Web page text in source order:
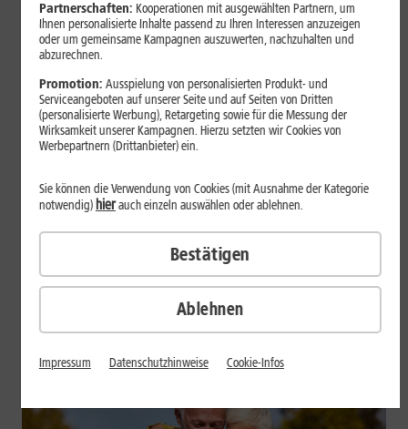
Bestenliste
Smartphones mit langer
Akkulaufzeit 2026: Diese Modelle
halten im Alltag besonders lange
durch
Smartphones mit langer Akkulaufzeit sind 2026 gefragter denn
je. Der Artikel zeigt Modelle, die besonders lange durchhalten,
erklärt die wichtigsten Einflussfaktoren und vergleicht Geräte mit
großem Akku und hoher Energieeffizienz.
Mehr erfahren
Partnerschaften: Kooperationen mit ausgewählten Partnern, um
Ihnen personalisierte Inhalte passend zu Ihren Interessen anzuzeigen
oder um gemeinsame Kampagnen auszuwerten, nachzuhalten und
abzurechnen.
Promotion: Ausspielung von personalisierten Produkt- und
Serviceangeboten auf unserer Seite und auf Seiten von Dritten
(personalisierte Werbung), Retargeting sowie für die Messung der
Wirksamkeit unserer Kampagnen. Hierzu setzten wir Cookies von
Werbepartnern (Drittanbieter) ein.
Ablehnen
Sie können die Verwendung von Cookies (mit Ausnahme der Kategorie
notwendig) hierauch einzeln auswählen oder ablehnen.
Bestätigen
Impressum Datenschutzhinweise Cookie-Infos